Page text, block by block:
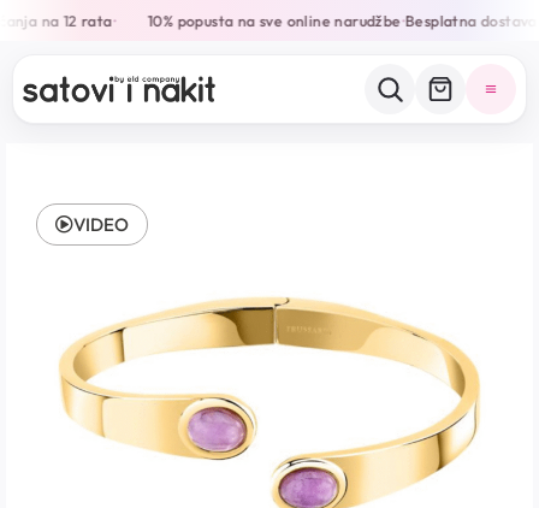
na 12 rata• 10% popusta na sve online narudžbe•Besplatna dostava
VIDEO